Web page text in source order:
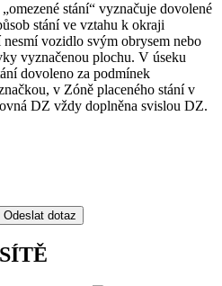
stání“ vyznačuje dovolené
stání ve vztahu k okraji
vozidlo svým obrysem nebo
vyznačenou plochu. V úseku
dovoleno za podmínek
v Zóně placeného stání v
DZ vždy doplněna svislou DZ.
Odeslat dotaz